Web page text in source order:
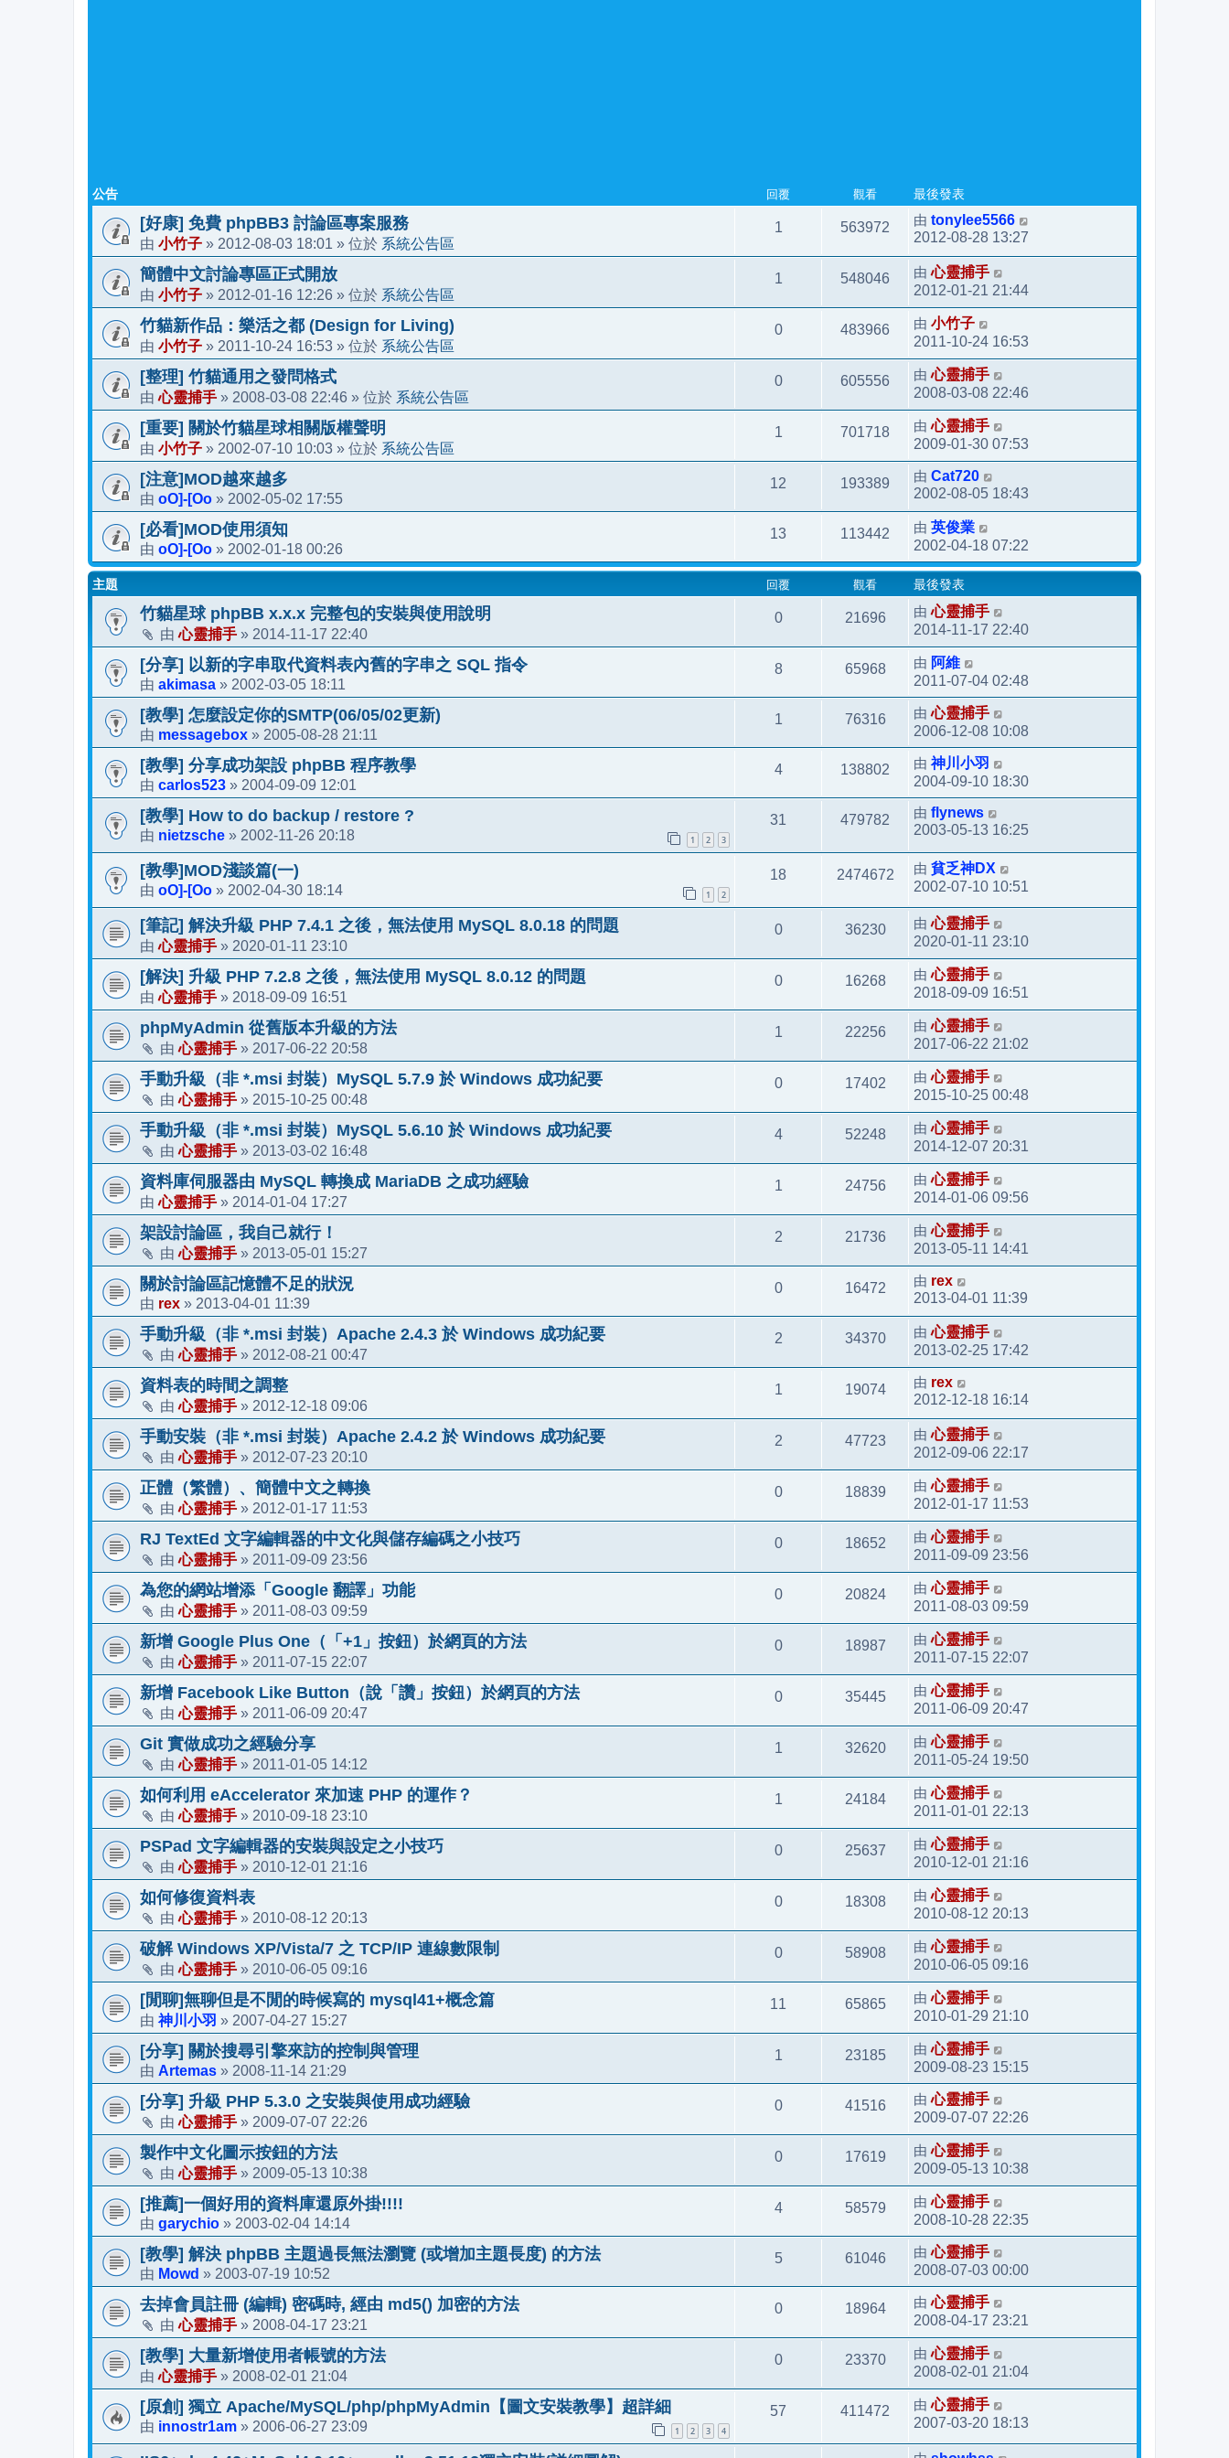
公告 回覆 觀看 最後發表
[好康] 免費 phpBB3 討論區專案服務
由 小竹子 » 2012-08-03 18:01 » 位於 系統公告區
1 563972 由 tonylee5566
2012-08-28 13:27
簡體中文討論專區正式開放
由 小竹子 » 2012-01-16 12:26 » 位於 系統公告區
1 548046 由心靈捕手
2012-01-21 21:44
竹貓新作品：樂活之都 (Design for Living)
由 小竹子 » 2011-10-24 16:53 » 位於 系統公告區
0 483966 由 小竹子
2011-10-24 16:53
[整理] 竹貓通用之發問格式
由心靈捕手 » 2008-03-08 22:46 » 位於 系統公告區
0 605556 由心靈捕手
2008-03-08 22:46
[重要] 關於竹貓星球相關版權聲明
由 小竹子 » 2002-07-10 10:03 » 位於 系統公告區
1 701718 由心靈捕手
2009-01-30 07:53
[注意]MOD越來越多
由 oO]-[Oo » 2002-05-02 17:55
12 193389 由 Cat720
2002-08-05 18:43
[必看]MOD使用須知
由 oO]-[Oo » 2002-01-18 00:26
13 113442 由 英俊業
2002-04-18 07:22
主題 回覆 觀看 最後發表
竹貓星球 phpBB x.x.x 完整包的安裝與使用說明
由心靈捕手 » 2014-11-17 22:40
0 21696 由心靈捕手
2014-11-17 22:40
[分享] 以新的字串取代資料表內舊的字串之 SQL 指令
由 akimasa » 2002-03-05 18:11
8 65968 由 阿維
2011-07-04 02:48
[教學] 怎麼設定你的SMTP(06/05/02更新)
由 messagebox » 2005-08-28 21:11
1 76316 由心靈捕手
2006-12-08 10:08
[教學] 分享成功架設 phpBB 程序教學
由 carlos523 » 2004-09-09 12:01
4 138802 由 神川小羽
2004-09-10 18:30
[教學] How to do backup / restore ?
由 nietzsche » 2002-11-26 20:18 1 2 3
31 479782 由 flynews
2003-05-13 16:25
[教學]MOD淺談篇(一)
由 oO]-[Oo » 2002-04-30 18:14 1 2
18 2474672 由 貧乏神DX
2002-07-10 10:51
[筆記] 解決升級 PHP 7.4.1 之後，無法使用 MySQL 8.0.18 的問題
由心靈捕手 » 2020-01-11 23:10
0 36230 由心靈捕手
2020-01-11 23:10
[解決] 升級 PHP 7.2.8 之後，無法使用 MySQL 8.0.12 的問題
由心靈捕手 » 2018-09-09 16:51
0 16268 由心靈捕手
2018-09-09 16:51
phpMyAdmin 從舊版本升級的方法
由心靈捕手 » 2017-06-22 20:58
1 22256 由心靈捕手
2017-06-22 21:02
手動升級（非 *.msi 封裝）MySQL 5.7.9 於 Windows 成功紀要
由心靈捕手 » 2015-10-25 00:48
0 17402 由心靈捕手
2015-10-25 00:48
手動升級（非 *.msi 封裝）MySQL 5.6.10 於 Windows 成功紀要
由心靈捕手 » 2013-03-02 16:48
4 52248 由心靈捕手
2014-12-07 20:31
資料庫伺服器由 MySQL 轉換成 MariaDB 之成功經驗
由心靈捕手 » 2014-01-04 17:27
1 24756 由心靈捕手
2014-01-06 09:56
架設討論區，我自己就行！
由心靈捕手 » 2013-05-01 15:27
2 21736 由心靈捕手
2013-05-11 14:41
關於討論區記憶體不足的狀況
由 rex » 2013-04-01 11:39
0 16472 由 rex
2013-04-01 11:39
手動升級（非 *.msi 封裝）Apache 2.4.3 於 Windows 成功紀要
由心靈捕手 » 2012-08-21 00:47
2 34370 由心靈捕手
2013-02-25 17:42
資料表的時間之調整
由心靈捕手 » 2012-12-18 09:06
1 19074 由 rex
2012-12-18 16:14
手動安裝（非 *.msi 封裝）Apache 2.4.2 於 Windows 成功紀要
由心靈捕手 » 2012-07-23 20:10
2 47723 由心靈捕手
2012-09-06 22:17
正體（繁體）、簡體中文之轉換
由心靈捕手 » 2012-01-17 11:53
0 18839 由心靈捕手
2012-01-17 11:53
RJ TextEd 文字編輯器的中文化與儲存編碼之小技巧
由心靈捕手 » 2011-09-09 23:56
0 18652 由心靈捕手
2011-09-09 23:56
為您的網站增添「Google 翻譯」功能
由心靈捕手 » 2011-08-03 09:59
0 20824 由心靈捕手
2011-08-03 09:59
新增 Google Plus One（「+1」按鈕）於網頁的方法
由心靈捕手 » 2011-07-15 22:07
0 18987 由心靈捕手
2011-07-15 22:07
新增 Facebook Like Button（說「讚」按鈕）於網頁的方法
由心靈捕手 » 2011-06-09 20:47
0 35445 由心靈捕手
2011-06-09 20:47
Git 實做成功之經驗分享
由心靈捕手 » 2011-01-05 14:12
1 32620 由心靈捕手
2011-05-24 19:50
如何利用 eAccelerator 來加速 PHP 的運作？
由心靈捕手 » 2010-09-18 23:10
1 24184 由心靈捕手
2011-01-01 22:13
PSPad 文字編輯器的安裝與設定之小技巧
由心靈捕手 » 2010-12-01 21:16
0 25637 由心靈捕手
2010-12-01 21:16
如何修復資料表
由心靈捕手 » 2010-08-12 20:13
0 18308 由心靈捕手
2010-08-12 20:13
破解 Windows XP/Vista/7 之 TCP/IP 連線數限制
由心靈捕手 » 2010-06-05 09:16
0 58908 由心靈捕手
2010-06-05 09:16
[閒聊]無聊但是不閒的時候寫的 mysql41+概念篇
由 神川小羽 » 2007-04-27 15:27
11 65865 由心靈捕手
2010-01-29 21:10
[分享] 關於搜尋引擎來訪的控制與管理
由 Artemas » 2008-11-14 21:29
1 23185 由心靈捕手
2009-08-23 15:15
[分享] 升級 PHP 5.3.0 之安裝與使用成功經驗
由心靈捕手 » 2009-07-07 22:26
0 41516 由心靈捕手
2009-07-07 22:26
製作中文化圖示按鈕的方法
由心靈捕手 » 2009-05-13 10:38
0 17619 由心靈捕手
2009-05-13 10:38
[推薦]一個好用的資料庫還原外掛!!!!
由 garychio » 2003-02-04 14:14
4 58579 由心靈捕手
2008-10-28 22:35
[教學] 解決 phpBB 主題過長無法瀏覽 (或增加主題長度) 的方法
由 Mowd » 2003-07-19 10:52
5 61046 由心靈捕手
2008-07-03 00:00
去掉會員註冊 (編輯) 密碼時, 經由 md5() 加密的方法
由心靈捕手 » 2008-04-17 23:21
0 18964 由心靈捕手
2008-04-17 23:21
[教學] 大量新增使用者帳號的方法
由心靈捕手 » 2008-02-01 21:04
0 23370 由心靈捕手
2008-02-01 21:04
[原創] 獨立 Apache/MySQL/php/phpMyAdmin【圖文安裝教學】超詳細
由 innostr1am » 2006-06-27 23:09 1 2 3 4
57 411472 由心靈捕手
2007-03-20 18:13